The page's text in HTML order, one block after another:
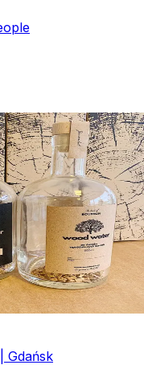
Gdańsk